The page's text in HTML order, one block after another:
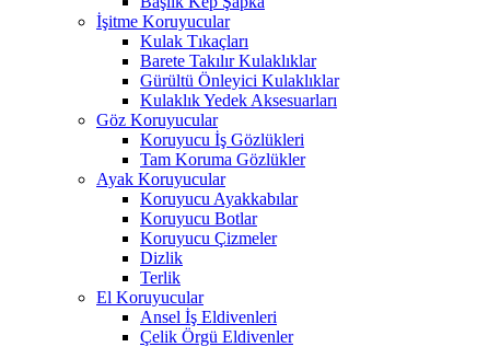
İşitme Koruyucular
Kulak Tıkaçları
Barete Takılır Kulaklıklar
Gürültü Önleyici Kulaklıklar
Kulaklık Yedek Aksesuarları
Göz Koruyucular
Koruyucu İş Gözlükleri
Tam Koruma Gözlükler
Ayak Koruyucular
Koruyucu Ayakkabılar
Koruyucu Botlar
Koruyucu Çizmeler
Dizlik
Terlik
El Koruyucular
Ansel İş Eldivenleri
Çelik Örgü Eldivenler